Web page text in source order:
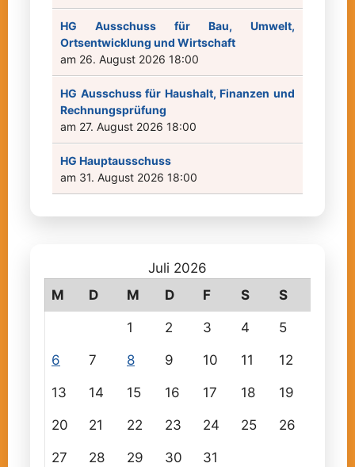
HG Ausschuss für Bau, Umwelt,
Ortsentwicklung und Wirtschaft
am 26. August 2026 18:00
HG Ausschuss für Haushalt, Finanzen und
Rechnungsprüfung
am 27. August 2026 18:00
HG Hauptausschuss
am 31. August 2026 18:00
Juli 2026
M
D M D F S S
1 2 3 4 5
6 7 8 9 10 11 12
13 14 15 16 17 18 19
20 21 22 23 24 25 26
27 28 29 30 31